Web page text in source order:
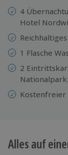
10 Jahre gültig
4
Hotel
1 Flasche
2
Kostenfreier
Alles auf